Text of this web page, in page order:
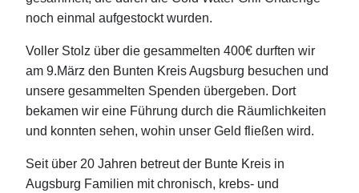
noch einmal aufgestockt wurden.
Voller Stolz über die gesammelten 400€ durften wir
am 9.März den Bunten Kreis Augsburg besuchen und
unsere gesammelten Spenden übergeben. Dort
bekamen wir eine Führung durch die Räumlichkeiten
und konnten sehen, wohin unser Geld fließen wird.
Seit über 20 Jahren betreut der Bunte Kreis in
Augsburg Familien mit chronisch, krebs- und